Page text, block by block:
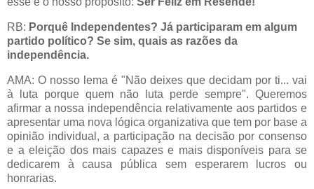
RB: Porquê Independentes? Já participaram em algum
partido político? Se sim, quais as razões da
independência.
AMA: O nosso lema é "Não deixes que decidam por ti... vai
à luta porque quem não luta perde sempre". Queremos
afirmar a nossa independência relativamente aos partidos e
apresentar uma nova lógica organizativa que tem por base a
opinião individual, a participação na decisão por consenso
e a eleição dos mais capazes e mais disponíveis para se
dedicarem à causa pública sem esperarem lucros ou
honrarias.